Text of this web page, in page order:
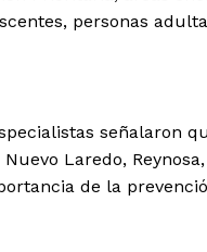
personas
señalaron
Laredo,
de la